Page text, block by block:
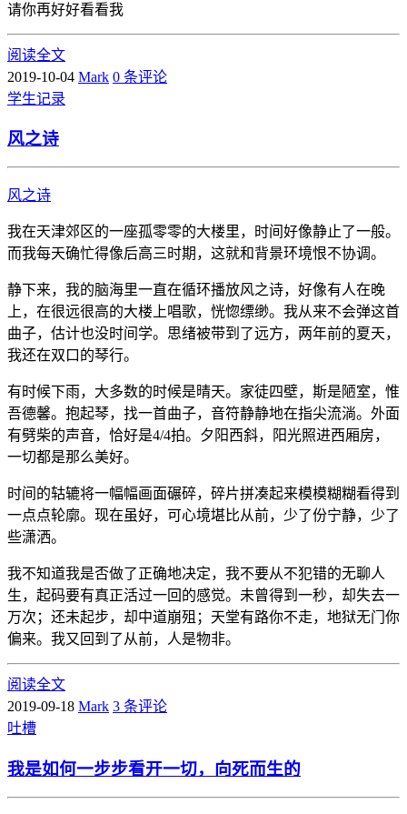
请你再好好看看我
阅读全文
2019-10-04 Mark 0 条评论
学生记录
风之诗
风之诗
我在天津郊区的一座孤零零的大楼里，时间好像静止了一般。
而我每天确忙得像后高三时期，这就和背景环境恨不协调。
静下来，我的脑海里一直在循环播放风之诗，好像有人在晚
上，在很远很高的大楼上唱歌，恍惚缥缈。我从来不会弹这首
曲子，估计也没时间学。思绪被带到了远方，两年前的夏天，
我还在双口的琴行。
有时候下雨，大多数的时候是晴天。家徒四壁，斯是陋室，惟
吾德馨。抱起琴，找一首曲子，音符静静地在指尖流淌。外面
有劈柴的声音，恰好是4/4拍。夕阳西斜，阳光照进西厢房，
一切都是那么美好。
时间的轱辘将一幅幅画面碾碎，碎片拼凑起来模模糊糊看得到
一点点轮廓。现在虽好，可心境堪比从前，少了份宁静，少了
些潇洒。
我不知道我是否做了正确地决定，我不要从不犯错的无聊人
生，起码要有真正活过一回的感觉。未曾得到一秒，却失去一
万次；还未起步，却中道崩殂；天堂有路你不走，地狱无门你
偏来。我又回到了从前，人是物非。
阅读全文
2019-09-18 Mark 3 条评论
吐槽
我是如何一步步看开一切，向死而生的